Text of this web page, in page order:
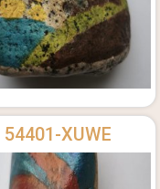
54401-XUWE